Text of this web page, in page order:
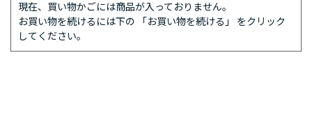
現在、買い物かごには商品が入っておりません。
お買い物を続けるには下の 「お買い物を続ける」 をクリック
してください。